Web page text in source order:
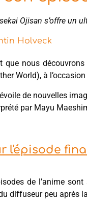
Ojisan s’offre un
Holveck
que nous découvrons
World), à
de nouvelles
par Mayu
l'épisode
de l’anime
diffuseur peu après